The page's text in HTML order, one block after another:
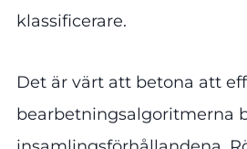
klassificerare.
Det är värt att betona att
bearbetningsalgoritmerna